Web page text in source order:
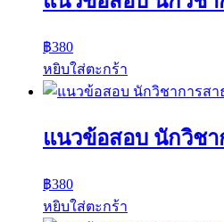
฿380
หยิบใส่ตะกร้า
แนวข้อสอบ นักวิช
฿380
หยิบใส่ตะกร้า